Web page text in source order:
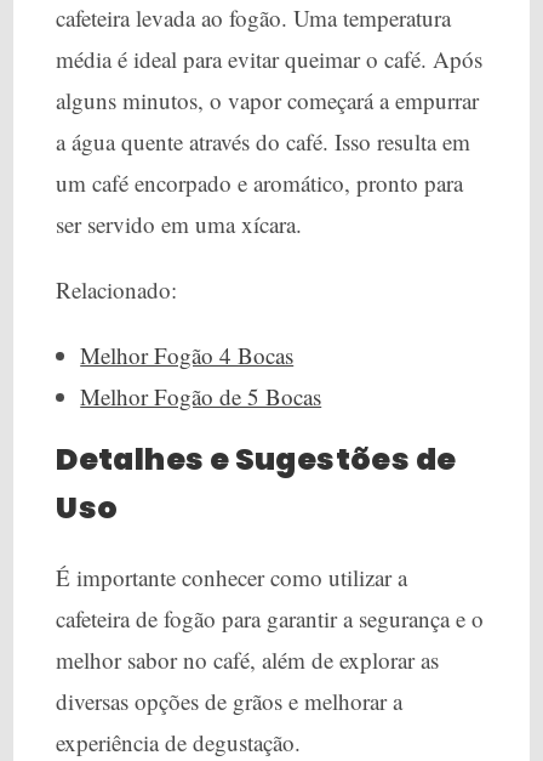
cafeteira levada ao fogão. Uma temperatura
média é ideal para evitar queimar o café. Após
alguns minutos, o vapor começará a empurrar
a água quente através do café. Isso resulta em
um café encorpado e aromático, pronto para
ser servido em uma xícara.
Relacionado:
Melhor Fogão 4 Bocas
Melhor Fogão de 5 Bocas
Detalhes e Sugestões de
Uso
É importante conhecer como utilizar a
cafeteira de fogão para garantir a segurança e o
melhor sabor no café, além de explorar as
diversas opções de grãos e melhorar a
experiência de degustação.